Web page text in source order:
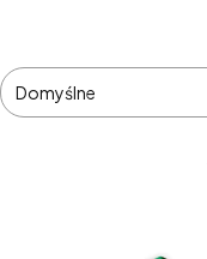
Domyślne